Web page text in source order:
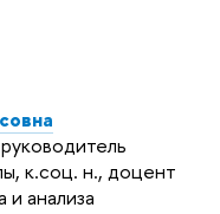
к.соц. н., доцент
анализа